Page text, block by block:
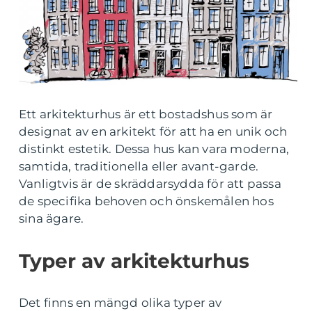
Ett arkitekturhus är ett bostadshus som är
designat av en arkitekt för att ha en unik och
distinkt estetik. Dessa hus kan vara moderna,
samtida, traditionella eller avant-garde.
Vanligtvis är de skräddarsydda för att passa
de specifika behoven och önskemålen hos
sina ägare.
Typer av arkitekturhus
Det finns en mängd olika typer av